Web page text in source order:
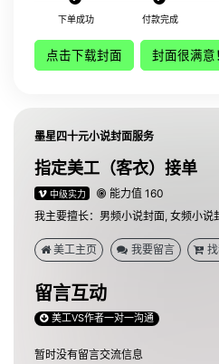
下单成功 付款完成
点击下载封面 封面很满意
墨星四十元小说封面服务
指定美工（客衣）接单
中级实力
能力值 160
我主要擅长：男频小说封面, 女频小说
美工主页 我要留言
留言互动
美工VS作者一对一沟通
暂时没有留言交流信息